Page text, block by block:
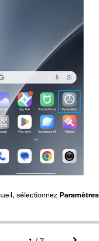
sélectionnez Paramètres